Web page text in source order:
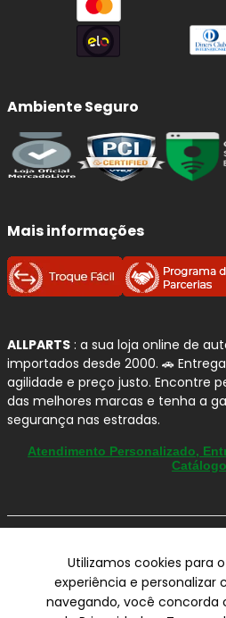
Ambiente Seguro
Mais informações
ALLPARTS : a sua loja online de
importados desde 2000. 🚗
agilidade e preço justo. Encontre
das melhores marcas e tenha a
segurança nas estradas.
Atendimento Personalizado,
Catálogo
ALLPARTS Com. de Peças
CNPJ 03.724.695/0001-42 - Av.
Claudina - Vinhedo/SP - CEP
Utilizamos cookies para
experiência e personalizar
navegando, você concorda